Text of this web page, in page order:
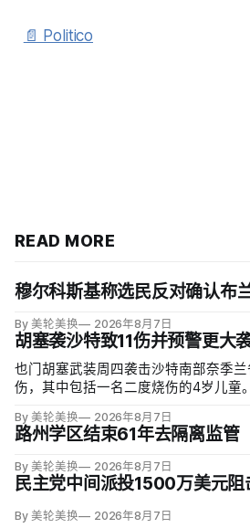
📄 Politico
READ MORE
穆尔科斯基称选民反对确认布
By 美轮美换 2026年8月7日
胡塞袭沙特致11伤并预警更大
也门胡塞武装周四袭击沙特南部奈季
伤，其中包括一名二度烧伤的4岁儿童
区；
By 美轮美换 2026年8月7日
路州学区结束61年去隔离监管
By 美轮美换 2026年8月7日
民主党中间派投1500万美元阻
By 美轮美换 2026年8月7日